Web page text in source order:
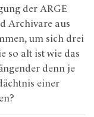
der ARGE
Archivare aus
um sich drei
so alt ist wie das
denn je
einer